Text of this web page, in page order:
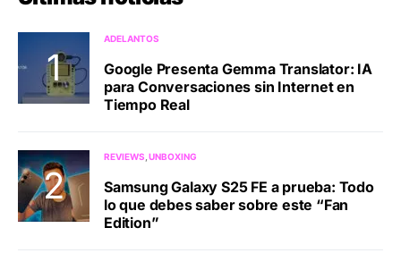
ADELANTOS
Google Presenta Gemma Translator: IA
para Conversaciones sin Internet en
Tiempo Real
REVIEWS UNBOXING
Samsung Galaxy S25 FE a prueba: Todo
lo que debes saber sobre este “Fan
Edition”